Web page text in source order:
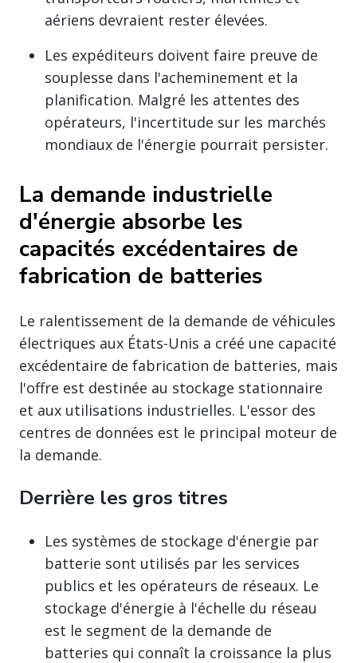
aériens devraient rester élevées.
Les expéditeurs doivent faire preuve de
souplesse dans l'acheminement et la
planification. Malgré les attentes des
opérateurs, l'incertitude sur les marchés
mondiaux de l'énergie pourrait persister.
La demande industrielle
d'énergie absorbe les
capacités excédentaires de
fabrication de batteries
Le ralentissement de la demande de véhicules
électriques aux États-Unis a créé une capacité
excédentaire de fabrication de batteries, mais
l'offre est destinée au stockage stationnaire
et aux utilisations industrielles. L'essor des
centres de données est le principal moteur de
la demande.
Derrière les gros titres
Les systèmes de stockage d'énergie par
batterie sont utilisés par les services
publics et les opérateurs de réseaux. Le
stockage d'énergie à l'échelle du réseau
est le segment de la demande de
batteries qui connaît la croissance la plus